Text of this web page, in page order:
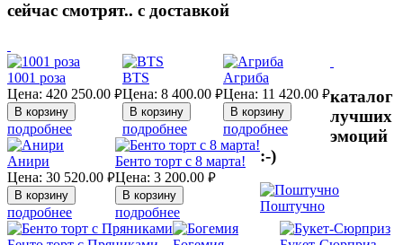
сейчас смотрят.. с доставкой
1001 роза
Цена: 420 250.00 руб.
подробнее
BTS
Цена: 8 400.00 руб.
подробнее
Агриба
Цена: 11 420.00 руб.
подробнее
Анири
Цена: 30 520.00 руб.
подробнее
Бенто торт с 8 марта!
Цена: 3 200.00 руб.
подробнее
каталог
лучших
эмоций
:-)
Поштучно